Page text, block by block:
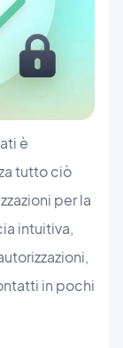
è
tutto ciò
per la
intuitiva,
in pochi